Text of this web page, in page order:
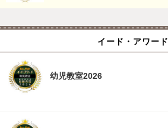
イード・アワード
幼児教室2026